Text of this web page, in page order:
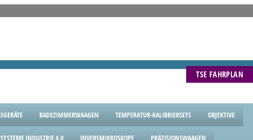
TSE FAHRPLAN
BADEZIMMERWAAGEN TEMPERATUR-KALIBRIERSETS OBJEKTIVE
INDUSTRIE 4.0 INVERSMIKROSKOPE PRÄZISIONSWAAGEN